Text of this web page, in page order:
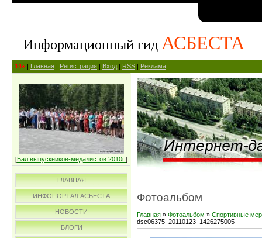
Информационный гид АСБЕСТА
14+ | Главная | Регистрация | Вход | RSS | Реклама
[Бал выпускников-медалистов 2010г.]
ГЛАВНАЯ
ИНФОПОРТАЛ АСБЕСТА
НОВОСТИ
БЛОГИ
Фотоальбом
Главная » Фотоальбом » Спортивные
dsc06375_20110123_1426275005